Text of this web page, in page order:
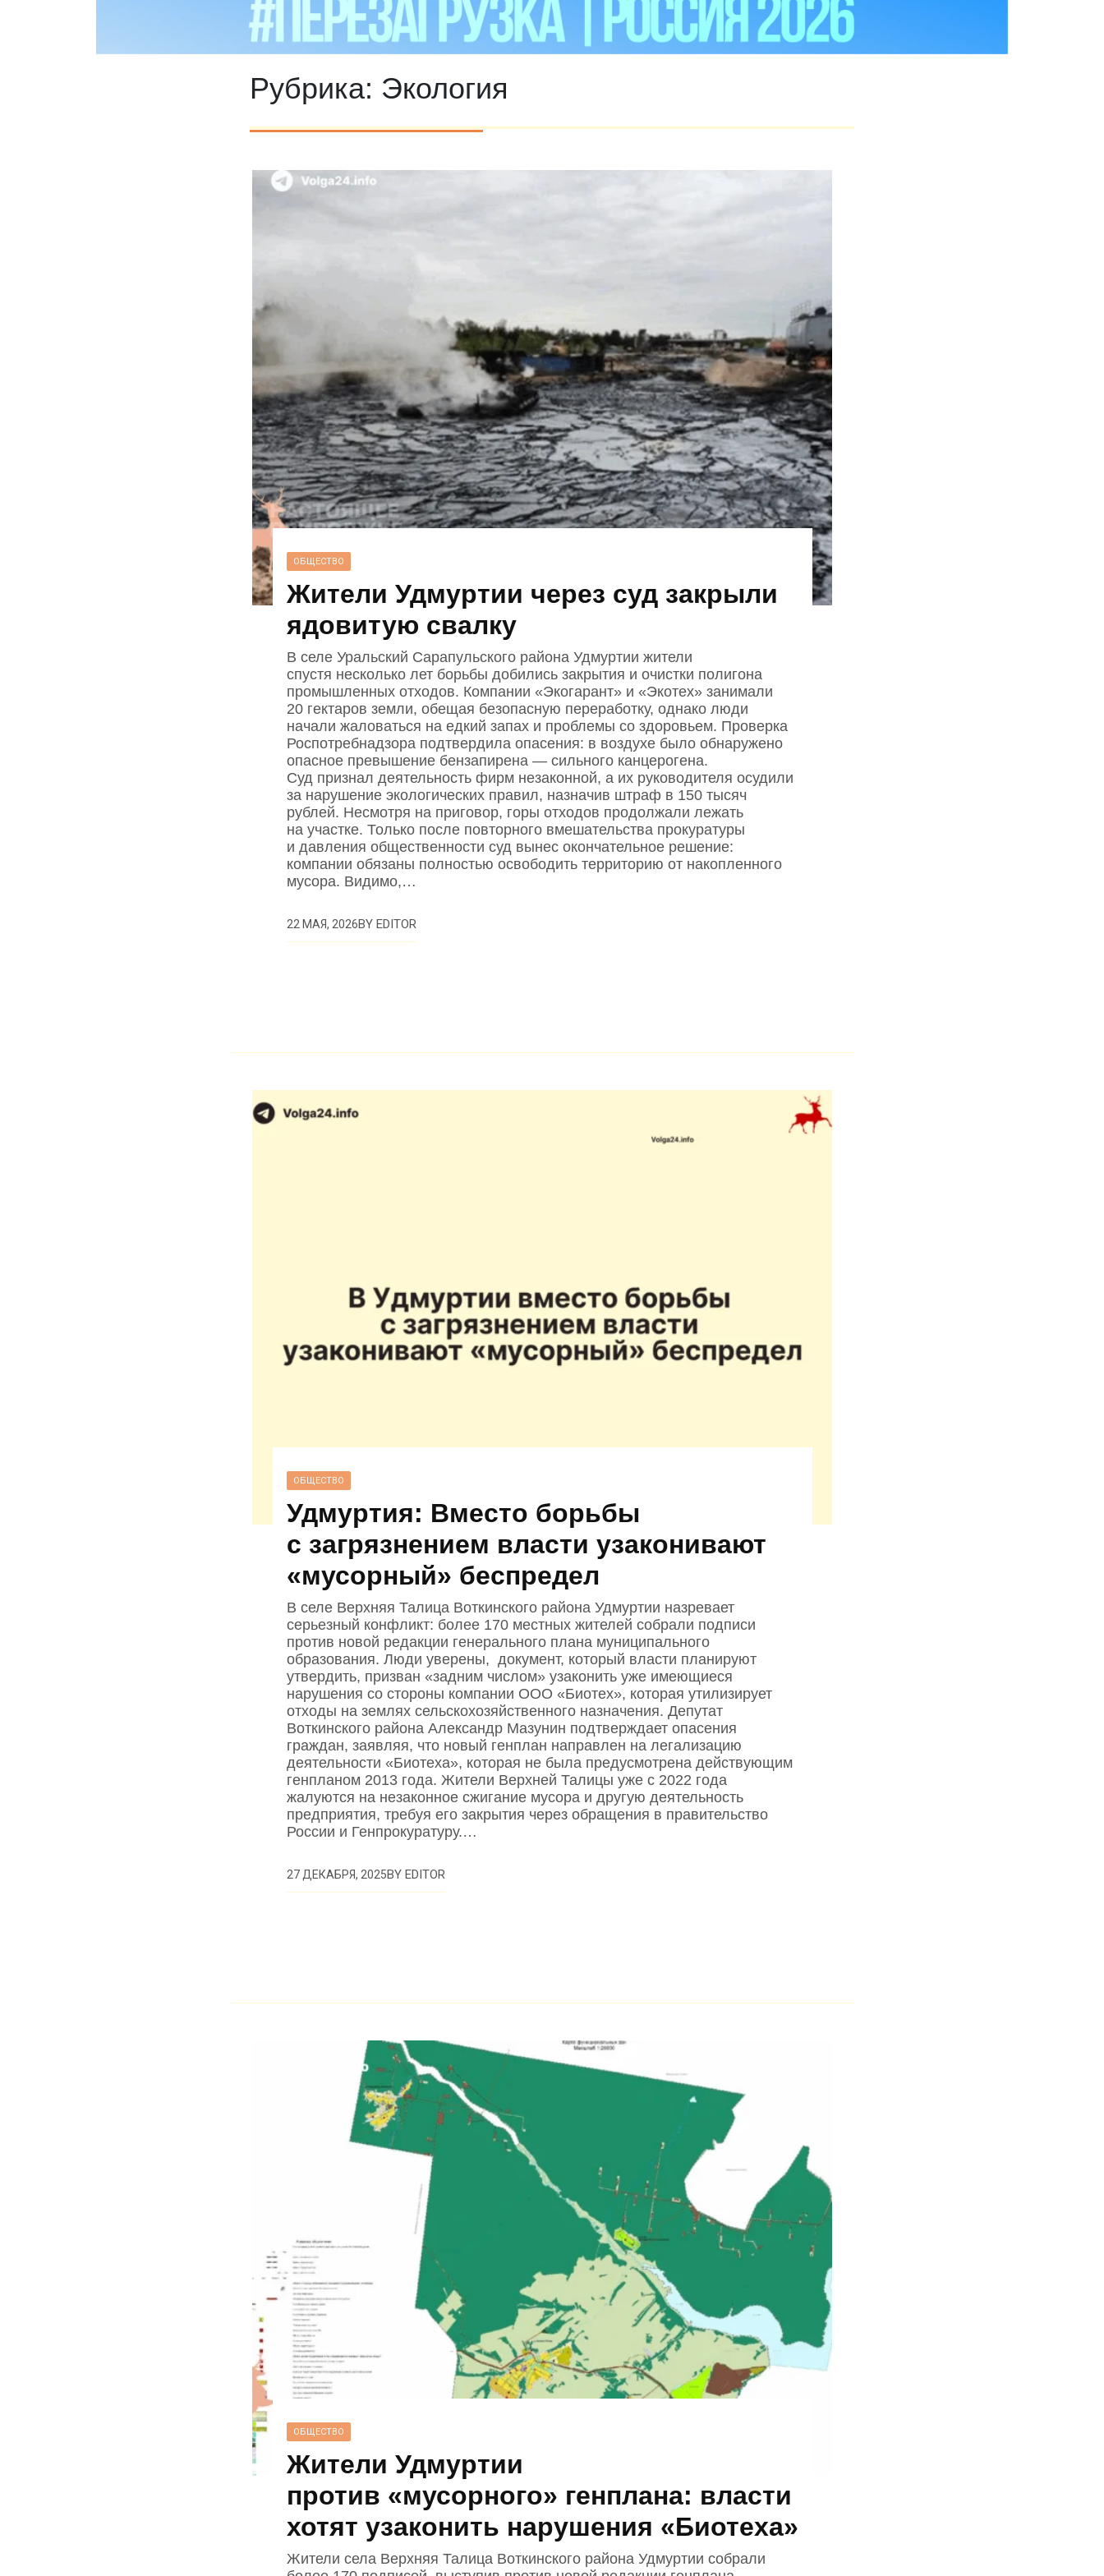
Рубрика: Экология
ОБЩЕСТВО
Жители Удмуртии через суд закрыли
ядовитую свалку
В селе Уральский Сарапульского района Удмуртии жители
спустя несколько лет борьбы добились закрытия и очистки полигона
промышленных отходов. Компании «Экогарант» и «Экотех» занимали
20 гектаров земли, обещая безопасную переработку, однако люди
начали жаловаться на едкий запах и проблемы со здоровьем. Проверка
Роспотребнадзора подтвердила опасения: в воздухе было обнаружено
опасное превышение бензапирена — сильного канцерогена.
Суд признал деятельность фирм незаконной, а их руководителя осудили
за нарушение экологических правил, назначив штраф в 150 тысяч
рублей. Несмотря на приговор, горы отходов продолжали лежать
на участке. Только после повторного вмешательства прокуратуры
и давления общественности суд вынес окончательное решение:
компании обязаны полностью освободить территорию от накопленного
мусора. Видимо,…
22 МАЯ, 2026BY EDITOR
ОБЩЕСТВО
Удмуртия: Вместо борьбы
с загрязнением власти узаконивают
«мусорный» беспредел
В селе Верхняя Талица Воткинского района Удмуртии назревает
серьезный конфликт: более 170 местных жителей собрали подписи
против новой редакции генерального плана муниципального
образования. Люди уверены, документ, который власти планируют
утвердить, призван «задним числом» узаконить уже имеющиеся
нарушения со стороны компании ООО «Биотех», которая утилизирует
отходы на землях сельскохозяйственного назначения. Депутат
Воткинского района Александр Мазунин подтверждает опасения
граждан, заявляя, что новый генплан направлен на легализацию
деятельности «Биотеха», которая не была предусмотрена действующим
генпланом 2013 года. Жители Верхней Талицы уже с 2022 года
жалуются на незаконное сжигание мусора и другую деятельность
предприятия, требуя его закрытия через обращения в правительство
России и Генпрокуратуру.…
27 ДЕКАБРЯ, 2025BY EDITOR
ОБЩЕСТВО
Жители Удмуртии
против «мусорного» генплана: власти
хотят узаконить нарушения «Биотеха»
Жители села Верхняя Талица Воткинского района Удмуртии собрали